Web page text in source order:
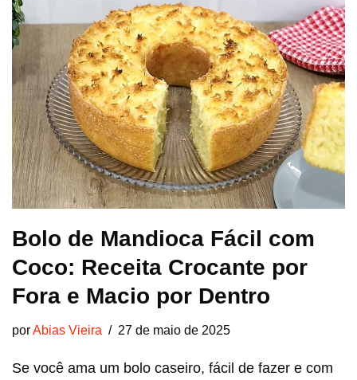
Bolo de Mandioca Fácil com
Coco: Receita Crocante por
Fora e Macio por Dentro
porAbias Vieira 27 de maio de 2025
Se você ama um bolo caseiro, fácil de fazer e com